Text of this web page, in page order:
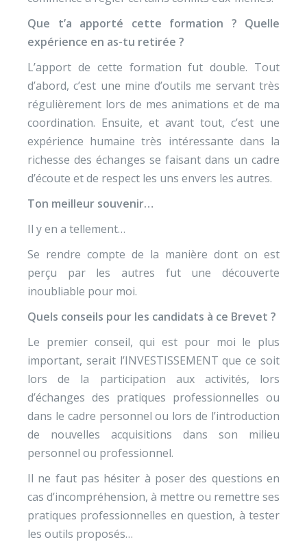
Que t’a apporté cette formation ? Quelle
expérience en as-tu retirée ?
L’apport de cette formation fut double. Tout
d’abord, c’est une mine d’outils me servant très
régulièrement lors de mes animations et de ma
coordination. Ensuite, et avant tout, c’est une
expérience humaine très intéressante dans la
richesse des échanges se faisant dans un cadre
d’écoute et de respect les uns envers les autres.
Ton meilleur souvenir…
Il y en a tellement…
Se rendre compte de la manière dont on est
perçu par les autres fut une découverte
inoubliable pour moi.
Quels conseils pour les candidats à ce Brevet ?
Le premier conseil, qui est pour moi le plus
important, serait l’INVESTISSEMENT que ce soit
lors de la participation aux activités, lors
d’échanges des pratiques professionnelles ou
dans le cadre personnel ou lors de l’introduction
de nouvelles acquisitions dans son milieu
personnel ou professionnel.
Il ne faut pas hésiter à poser des questions en
cas d’incompréhension, à mettre ou remettre ses
pratiques professionnelles en question, à tester
les outils proposés…